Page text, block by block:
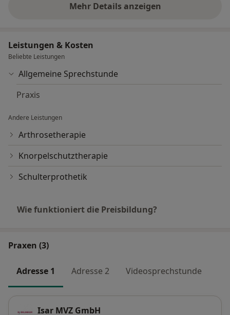
Mehr Details anzeigen
über Erfahrungen
Leistungen & Kosten
Beliebte Leistungen
Allgemeine Sprechstunde
Praxis
Andere Leistungen
Arthrosetherapie
Knorpelschutztherapie
Schulterprothetik
Wie funktioniert die Preisbildung?
Praxen (3)
Adresse 1 Adresse 2 Videosprechstunde
Isar MVZ GmbH